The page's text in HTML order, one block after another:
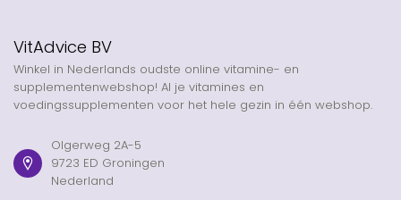
VitAdvice BV
Winkel in Nederlands oudste online vitamine- en
supplementenwebshop! Al je vitamines en
voedingssupplementen voor het hele gezin in één webshop.
Olgerweg 2A-5
9723 ED Groningen
Nederland